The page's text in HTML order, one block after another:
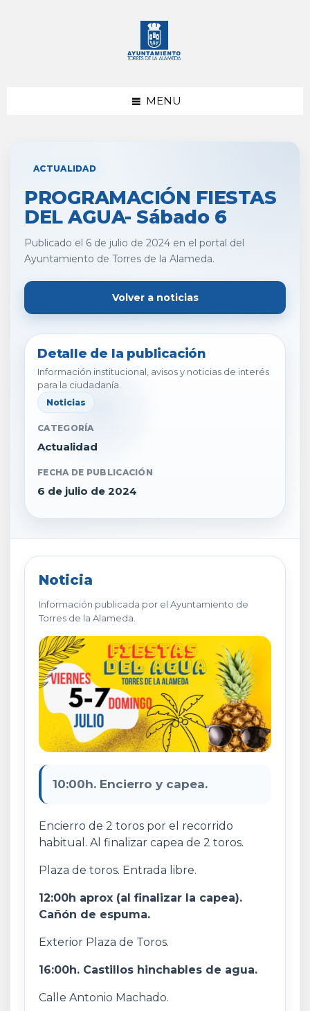
MENU
ACTUALIDAD
PROGRAMACIÓN FIESTAS
DEL AGUA- Sábado 6
Publicado el 6 de julio de 2024 en el portal del
Ayuntamiento de Torres de la Alameda.
Volver a noticias
Detalle de la publicación
Información institucional, avisos y noticias de interés
para la ciudadanía.
Noticias
CATEGORÍA
Actualidad
FECHA DE PUBLICACIÓN
6 de julio de 2024
Noticia
Información publicada por el Ayuntamiento de
Torres de la Alameda.
10:00h. Encierro y capea.
Encierro de 2 toros por el recorrido
habitual. Al finalizar capea de 2 toros.
Plaza de toros. Entrada libre.
12:00h aprox (al finalizar la capea).
Cañón de espuma.
Exterior Plaza de Toros.
16:00h. Castillos hinchables de agua.
Calle Antonio Machado.